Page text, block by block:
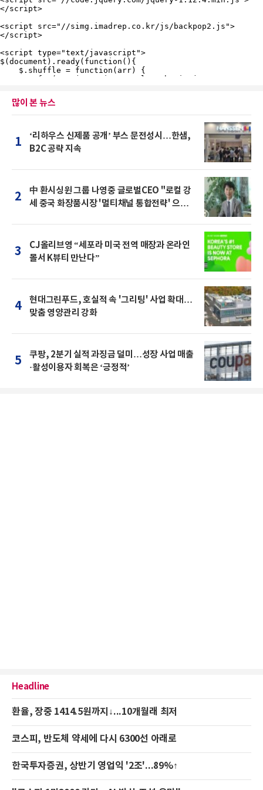
많이 본 뉴스
1
‘리하우스 신제품 공개’ 부스 문전성시…한샘,
B2C 공략 지속
2
中 환시싱윈 그룹 나영중 글로벌CEO "로컬 강
세 중국 화장품시장 '멀티채널 통합전략' 으로
3
CJ올리브영 “세포라 미국 전역 매장과 온라인
몰서 K뷰티 만난다”
4
현대그린푸드, 호실적 속 '그리팅' 사업 확대…
맞춤 영양관리 강화
5
쿠팡, 2분기 실적 과징금 덜미…성장 사업 매출
·활성이용자 회복은 ‘긍정적’
Headline
환율, 장중 1414.5원까지↓...10개월래 최저
코스피, 반도체 약세에 다시 6300선 아래로
한국투자증권, 상반기 영업익 '2조'...89%↑